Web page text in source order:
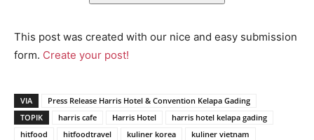
This post was created with our nice and easy submission
form. Create your post!
VIA
Press Release Harris Hotel & Convention Kelapa Gading
TOPIK
harris cafe Harris Hotel
harris hotel kelapa gading
hitfood
hitfoodtravel kuliner korea kuliner vietnam